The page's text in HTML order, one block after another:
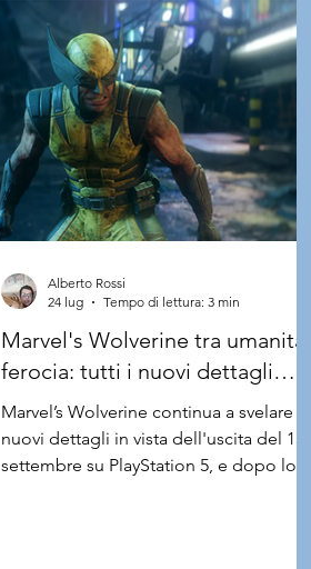
Marvel's Wolverine tra umanità e
ferocia: tutti i nuovi dettagli
svelati al Comic-Con
Marvel’s Wolverine continua a svelare
nuovi dettagli in vista dell'uscita del 15
settembre su PlayStation 5, e dopo lo
Alberto Rossi
24 lug
Tempo di lettura: 3 min